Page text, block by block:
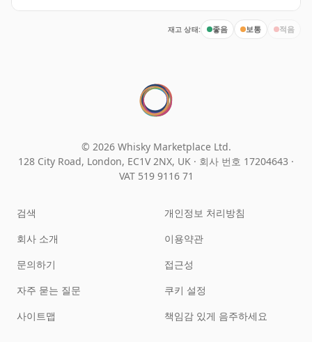
재고 상태: 좋음 보통 적음
© 2026 Whisky Marketplace Ltd.
128 City Road, London, EC1V 2NX, UK · 회사 번호 17204643 ·
VAT 519 9116 71
검색
회사 소개
문의하기
자주 묻는 질문
사이트맵
개인정보 처리방침
이용약관
접근성
쿠키 설정
책임감 있게 음주하세요